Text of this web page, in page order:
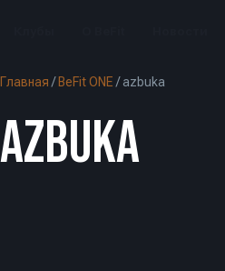
Главная / BeFit ONE /azbuka
AZBUKA